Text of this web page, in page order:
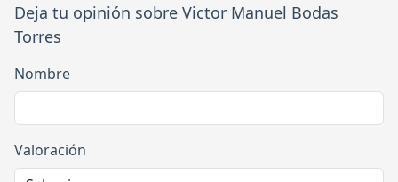
Deja tu opinión sobre Victor Manuel Bodas
Torres
Nombre
Valoración